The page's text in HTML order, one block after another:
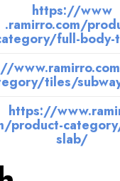
https://www
.ramirro.com/
full-
tiles/
https://
product-
slab/